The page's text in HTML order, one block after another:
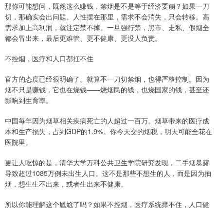
那你可能想问，既然这么赚钱，禁烟是不是等于经济要崩？如果一刀
切，那确实会出问题。人性摆在那里，需求不会消失，只会转移。高
需求加上高利润，就注定禁不掉。一旦强行禁，黑市、走私、假烟全
都会冒出来，最后更难管、更不健康、更没人负责。
不控烟，医疗和人口都扛不住
官方的态度已经很明确了。就算不一刀切禁烟，也得严格控制。因为
烟不只是赚钱，它也在烧钱——烧烟民的钱，也烧国家的钱，甚至还
影响到生育率。
中国每年因为烟草相关疾病死亡的人超过一百万。烟草带来的医疗成
本和生产损失，占到GDP的1.9%。你今天交的烟税，明天可能全花在
医院里。
更让人吃惊的是，清华大学万科公共卫生学院研究发现，二手烟暴露
导致超过1085万例未出生人口。这不是那些不想生的人，而是因为抽
烟，想生生不出来，或者生出来不健康。
所以你能理解这个尴尬了吗？如果不控烟，医疗系统撑不住，人口健